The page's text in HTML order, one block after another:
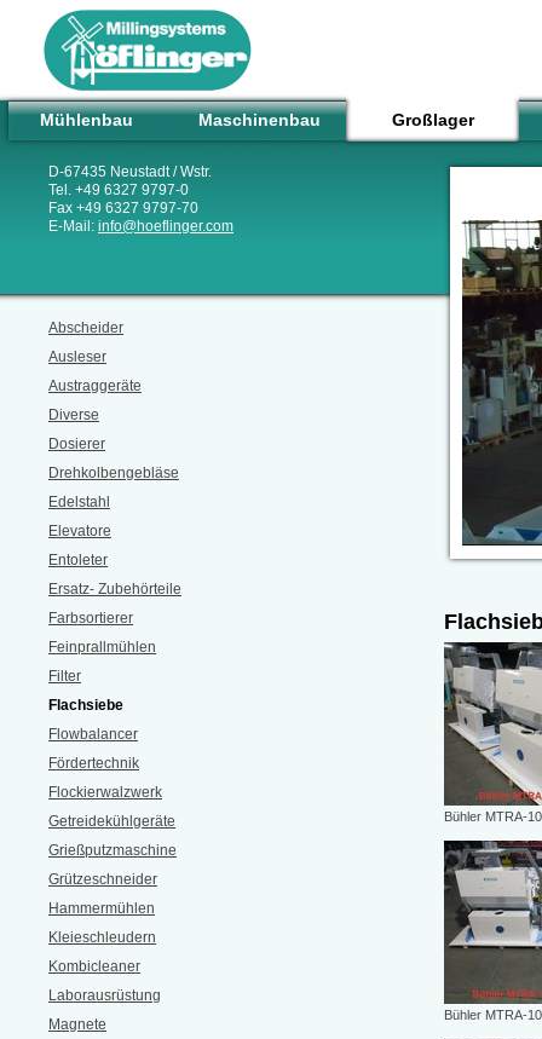
D-67435 Neustadt / Wstr.
Tel. +49 6327 9797-0
Fax +49 6327 9797-70
E-Mail: info@hoeflinger.com
Mühlenbau Maschinenbau Großlager
Abscheider
Ausleser
Austraggeräte
Diverse
Dosierer
Drehkolbengebläse
Edelstahl
Elevatore
Entoleter
Ersatz- Zubehörteile
Farbsortierer
Feinprallmühlen
Filter
Flachsiebe
Flowbalancer
Fördertechnik
Flockierwalzwerk
Getreidekühlgeräte
Grießputzmaschine
Grützeschneider
Hammermühlen
Kleieschleudern
Kombicleaner
Laborausrüstung
Magnete
Bühler MTRA-
Bühler MTRA-